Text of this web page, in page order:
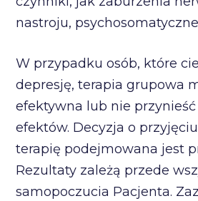
nastroju,
W przypadku osób, które
depresję, terapia grupowa
efektywna lub nie
efektów. Decyzja o
terapię podejmowana jest
Rezultaty zależą przede
samopoczucia Pacjenta.